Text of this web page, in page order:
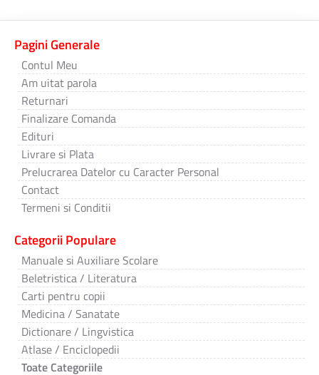
Pagini Generale
Contul Meu
Am uitat parola
Returnari
Finalizare Comanda
Edituri
Livrare si Plata
Prelucrarea Datelor cu Caracter Personal
Contact
Termeni si Conditii
Categorii Populare
Manuale si Auxiliare Scolare
Beletristica / Literatura
Carti pentru copii
Medicina / Sanatate
Dictionare / Lingvistica
Atlase / Enciclopedii
Toate Categoriile